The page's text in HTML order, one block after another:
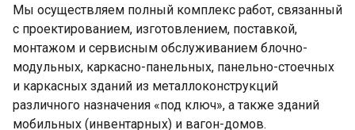
Мы осуществляем полный комплекс работ, связанный
с проектированием, изготовлением, поставкой,
монтажом и сервисным обслуживанием блочно-
модульных, каркасно-панельных, панельно-стоечных
и каркасных зданий из металлоконструкций
различного назначения «под ключ», а также зданий
мобильных (инвентарных) и вагон-домов.